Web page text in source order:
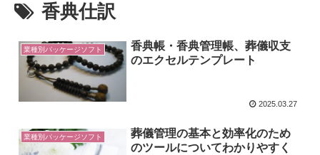
香典仕訳
業種別パッケージソフト
香典帳・香典管理帳、葬儀収支
のエクセルテンプレート
2025.03.27
業種別パッケージソフト
葬儀管理の基本と効率化のため
のツールについてわかりやすく